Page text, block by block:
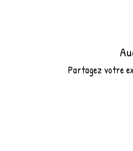
Partagez votre